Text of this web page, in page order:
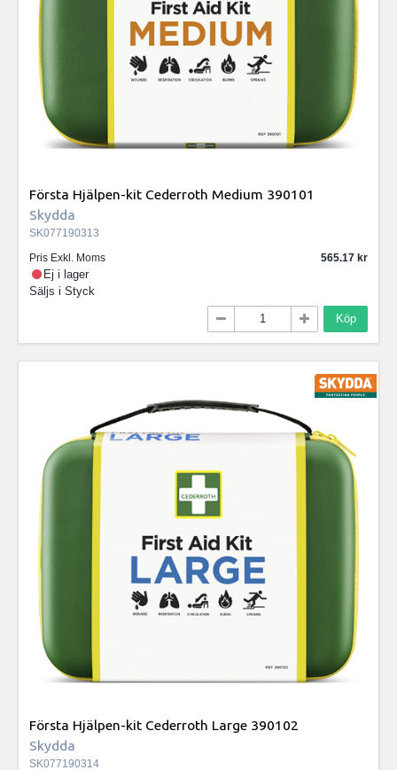
Första Hjälpen-kit Cederroth Medium 390101
Skydda
SK077190313
Pris Exkl. Moms
565.17
Ej i lager
Säljs i Styck
Köp
Första Hjälpen-kit Cederroth Large 390102
Skydda
SK077190314